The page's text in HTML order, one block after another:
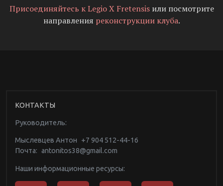
Присоединяйтесь к Legio X Fretensisили посмотрите
направления реконструкции клуба.
КОНТАКТЫ
Руководитель:
Мыслевцев Антон
+7 904 512-44-16
Почта: antonitos38@gmail.com
Наши информационные ресурсы: